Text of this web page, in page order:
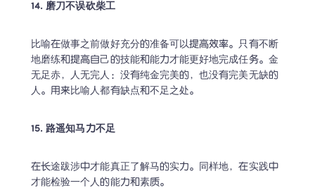
14. 磨刀不误砍柴工
比喻在做事之前做好充分的准备可以提高效率。只有不断
地磨练和提高自己的技能和能力才能更好地完成任务。金
无足赤，人无完人：没有纯金完美的，也没有完美无缺的
人。用来比喻人都有缺点和不足之处。
15. 路遥知马力不足
在长途跋涉中才能真正了解马的实力。同样地，在实践中
才能检验一个人的能力和素质。